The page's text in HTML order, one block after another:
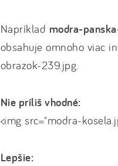
Napríklad modra-
obsahuje omnoho viac
obrazok-239.jpg.
Nie príliš vhodné:
<img src="modra-
Lepšie: